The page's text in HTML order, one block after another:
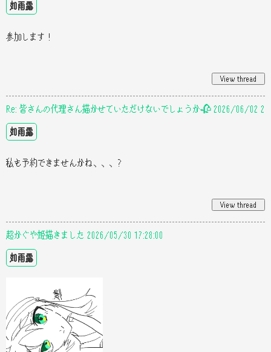
如雨露
参加します！
Re: 皆さんの代理さん描かせていただけないでしょうか🥀 2026/06/02
如雨露
私も予約できませんかね、、、？
超かぐや姫描きました 2026/05/30 17:28:00
如雨露